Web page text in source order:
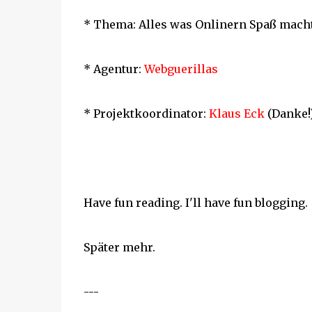
* Thema: Alles was Onlinern Spaß
* Agentur:Webguerillas
* Projektkoordinator: Klaus Eck
Have fun reading. I'll have fun blogging.
Später mehr.
---